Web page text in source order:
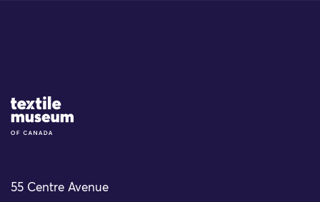
Site Logo
55 Centre Avenue